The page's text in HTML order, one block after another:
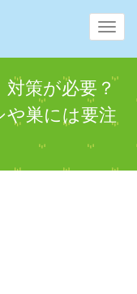
策が必要？
巣には要注